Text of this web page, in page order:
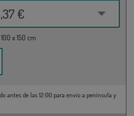
€
x 150 cm
antes de las 12:00 para envío a península y